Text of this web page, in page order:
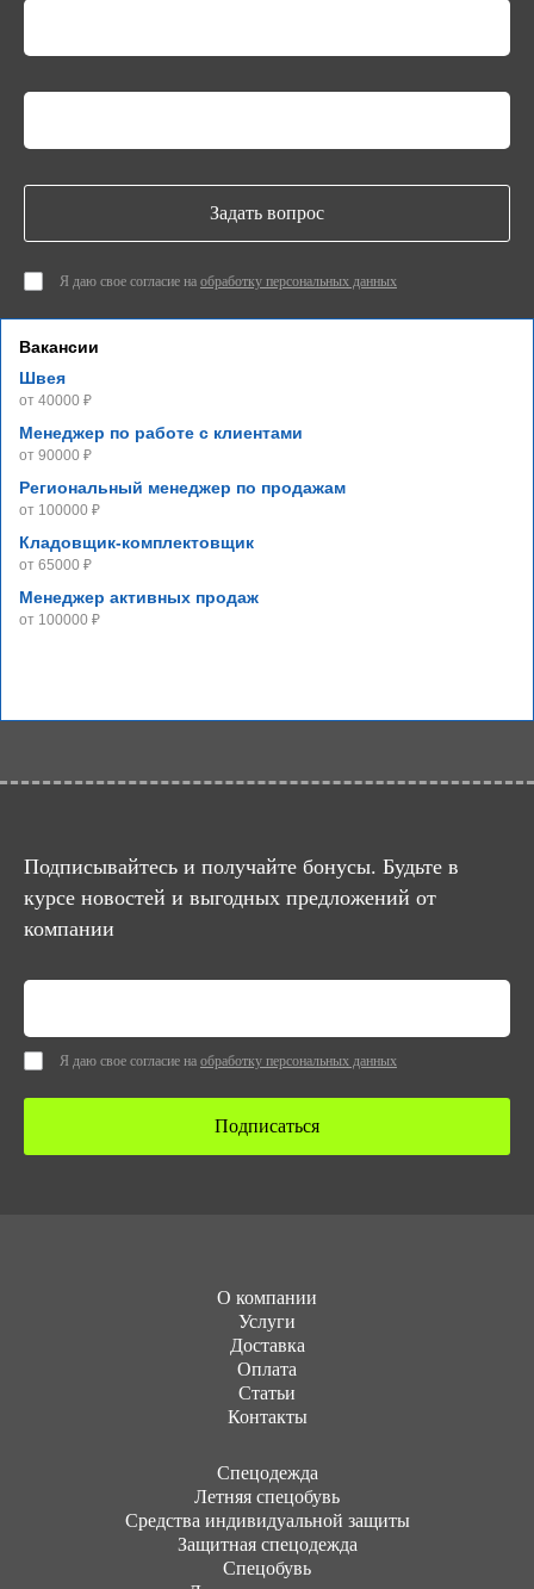
Задать вопрос
Я даю свое согласие на обработку персональных данных
Вакансии
Швея
от 40000 ₽
Менеджер по работе с клиентами
от 90000 ₽
Региональный менеджер по продажам
от 100000 ₽
Кладовщик-комплектовщик
от 65000 ₽
Менеджер активных продаж
от 100000 ₽
Подписывайтесь и получайте бонусы. Будьте в
курсе новостей и выгодных предложений от
компании
Я даю свое согласие на обработку персональных данных
Подписаться
О компании
Услуги
Доставка
Оплата
Статьи
Контакты
Cпецодежда
Летняя спецобувь
Средства индивидуальной защиты
Защитная спецодежда
Спецобувь